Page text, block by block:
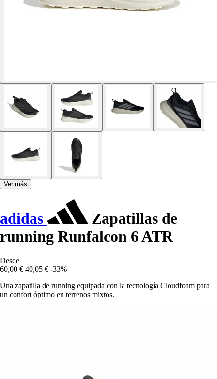
Ver más
adidas
Zapatillas de
running Runfalcon 6 ATR
Desde
60,00 € 40,05 € -33%
Una zapatilla de running equipada con la tecnología Cloudfoam para
un confort óptimo en terrenos mixtos.